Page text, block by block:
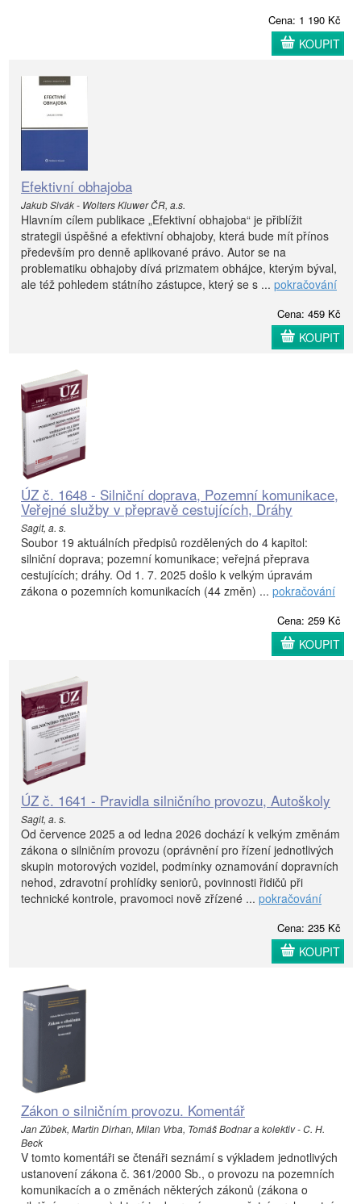
Cena: 1 190 Kč
KOUPIT
Efektivní obhajoba
Jakub Sivák - Wolters Kluwer ČR, a.s.
Hlavním cílem publikace „Efektivní obhajoba“ je přiblížit
strategii úspěšné a efektivní obhajoby, která bude mít přínos
především pro denně aplikované právo. Autor se na
problematiku obhajoby dívá prizmatem obhájce, kterým býval,
ale též pohledem státního zástupce, který se s ... pokračování
Cena: 459 Kč
KOUPIT
ÚZ č. 1648 - Silniční doprava, Pozemní komunikace,
Veřejné služby v přepravě cestujících, Dráhy
Sagit, a. s.
Soubor 19 aktuálních předpisů rozdělených do 4 kapitol:
silniční doprava; pozemní komunikace; veřejná přeprava
cestujících; dráhy. Od 1. 7. 2025 došlo k velkým úpravám
zákona o pozemních komunikacích (44 změn) ... pokračování
Cena: 259 Kč
KOUPIT
ÚZ č. 1641 - Pravidla silničního provozu, Autoškoly
Sagit, a. s.
Od července 2025 a od ledna 2026 dochází k velkým změnám
zákona o silničním provozu (oprávnění pro řízení jednotlivých
skupin motorových vozidel, podmínky oznamování dopravních
nehod, zdravotní prohlídky seniorů, povinnosti řidičů při
technické kontrole, pravomoci nově zřízené ... pokračování
Cena: 235 Kč
KOUPIT
Zákon o silničním provozu. Komentář
Jan Zůbek, Martin Dirhan, Milan Vrba, Tomáš Bodnar a kolektiv - C. H.
Beck
V tomto komentáři se čtenáři seznámí s výkladem jednotlivých
ustanovení zákona č. 361/2000 Sb., o provozu na pozemních
komunikacích a o změnách některých zákonů (zákona o